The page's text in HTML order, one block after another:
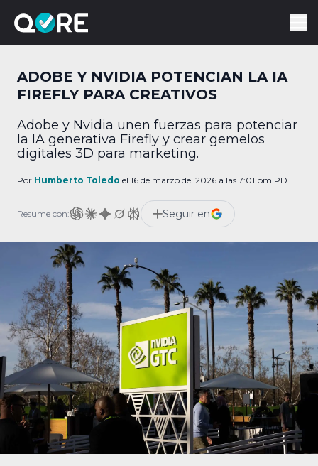
ADOBE Y NVIDIA POTENCIAN LA IA
FIREFLY PARA CREATIVOS
Adobe y Nvidia unen fuerzas para potenciar
la IA generativa Firefly y crear gemelos
digitales 3D para marketing.
Por Humberto Toledo el 16 de marzo del 2026 a las 7:01 pm PDT
Resume con: Seguir en